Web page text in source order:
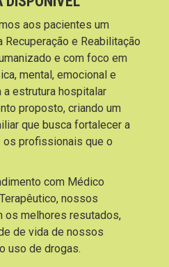
aos pacientes um
Recuperação e Reabilitação
e com foco em
mental, emocional e
estrutura hospitalar
proposto, criando um
que busca fortalecer a
os profissionais que o
com Médico
nossos
os melhores resutados,
de vida de nossos
uso de drogas.